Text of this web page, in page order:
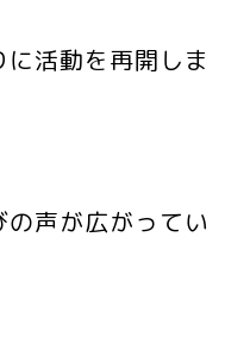
活動を再開しま
声が広がってい